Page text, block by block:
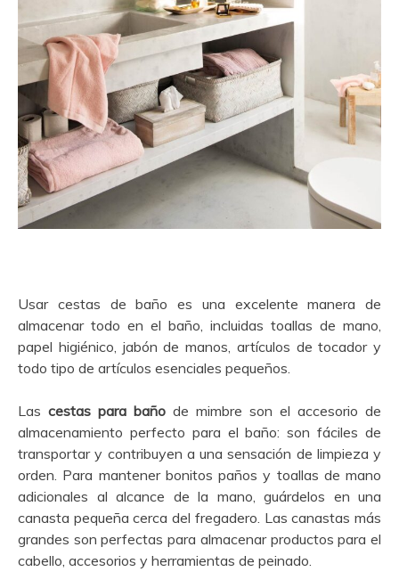
Usar cestas de baño es una excelente manera de
almacenar todo en el baño, incluidas toallas de mano,
papel higiénico, jabón de manos, artículos de tocador y
todo tipo de artículos esenciales pequeños.
Las cestas para baño de mimbre son el accesorio de
almacenamiento perfecto para el baño: son fáciles de
transportar y contribuyen a una sensación de limpieza y
orden. Para mantener bonitos paños y toallas de mano
adicionales al alcance de la mano, guárdelos en una
canasta pequeña cerca del fregadero. Las canastas más
grandes son perfectas para almacenar productos para el
cabello, accesorios y herramientas de peinado.